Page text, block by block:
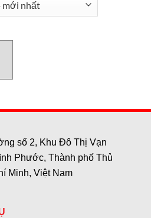
số 2, Khu Đô Thị Vạn
Phước, Thành phố Thủ
Minh, Việt Nam